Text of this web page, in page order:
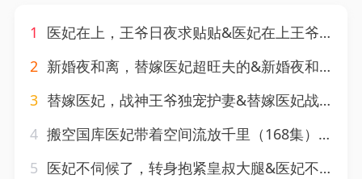
1
医妃在上，王爷日夜求贴贴&医妃在上王爷日夜求贴贴（60集）AI短剧
2 新婚夜和离，替嫁医妃超旺夫的&新婚夜和离替嫁医妃超旺夫的（182集）AI短剧
3 替嫁医妃，战神王爷独宠护妻&替嫁医妃战神王爷独宠护妻（50集）AI短剧
4 搬空国库医妃带着空间流放千里（168集）AI短剧
5 医妃不伺候了，转身抱紧皇叔大腿&医妃不伺候了转身抱紧皇叔大腿（53集）AI短剧